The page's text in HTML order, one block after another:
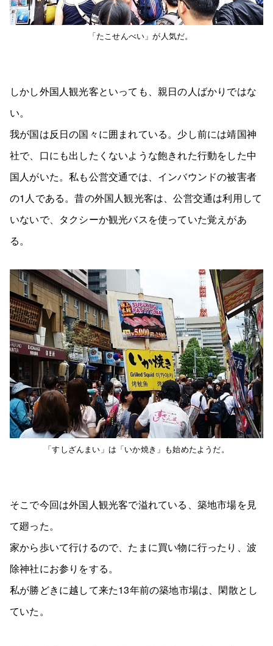
「たこせんべい」が人気だ。
しかし外国人観光客といっても、親日の人ばかりではな
い。
我が国は反日の国々に囲まれている。少し前には靖国神
社で、口にも出したくないような飽きれた行動をした中
国人がいた。私も公営交通では、インバウンドの被害者
の1人である。昔の外国人観光客は、公営交通は利用して
いないで、タクシーか観光バスを使っていた覚えがあ
る。
「すしざんまい」は「いか焼き」も始めたようだ。
そこで今回は外国人観光客で溢れている、築地市場を見
て廻った。
家から歩いて行けるので、たまに買い物に行ったり、波
除神社にお参りをする。
私が勝どきに越して来た13年前の築地市場は、閑散とし
ていた。